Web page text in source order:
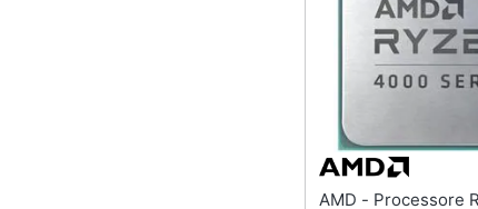
AMD - Processore Ryzen 5 3.6